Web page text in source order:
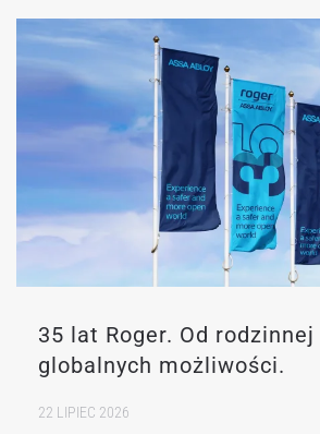
35 lat Roger. Od
globalnych możliwości.
22 LIPIEC 2026